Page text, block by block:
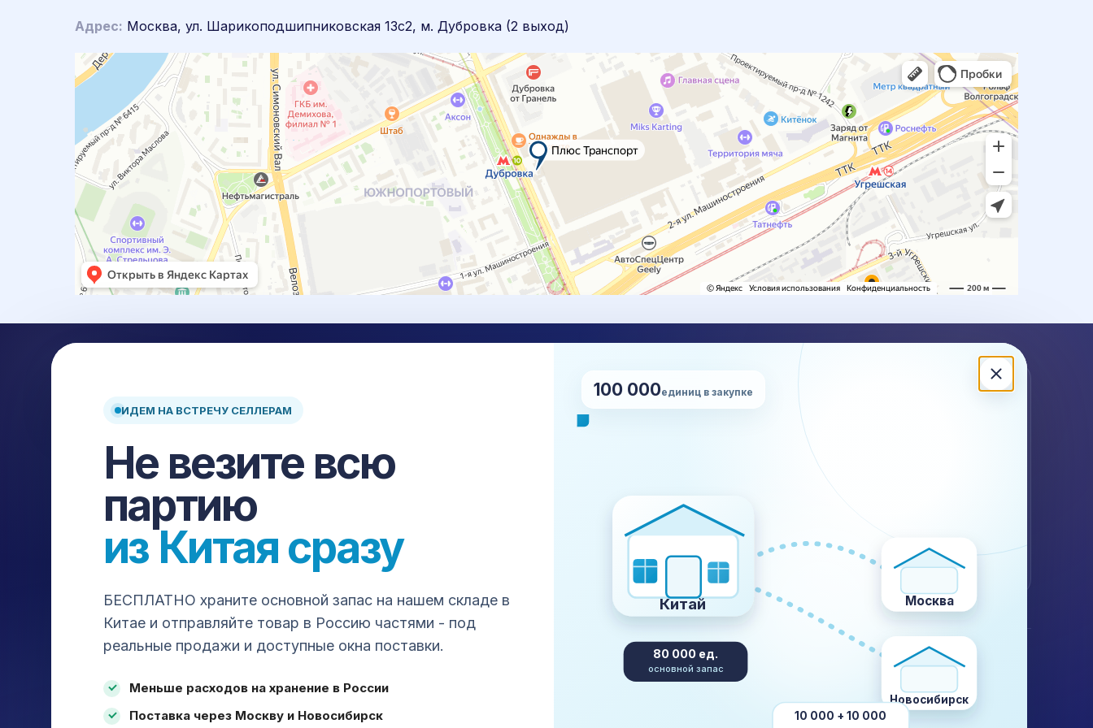
Адрес: Москва, ул. Шарикоподшипниковская 13с2, м. Дубровка (2 выход)
ИДЕМ НА ВСТРЕЧУ СЕЛЛЕРАМ
Не везите всю
партию
из Китая сразу
БЕСПЛАТНО храните основной запас на нашем складе в
Китае и отправляйте товар в Россию частями - под
реальные продажи и доступные окна поставки.
Меньше расходов на хранение в России
Поставка через Москву и Новосибирск
100 000единиц в закупке
Китай Москва
Новосибирск
80 000 ед.
основной запас
10 000 + 10 000
склад, страхование и сопровождение на каждом этапе.
Авто ЖД Море
ПЛАТФОРМЫ ДЛЯ ЗАКУПКИ
Taobao Pinduoduo
DHgate
Yiwugo Chinagoods Gongchang Tmall
Напишите или позвоните — подскажем по стоимости,
срокам, документам и ограничениям для вашего груза.
+7 (499) 302-28-83
mail@plustransport.ru Договор и реквизиты
ДОСТАВКА
Все способы доставки
Выкуп товара из Китая
Оплата поставщику
Проверка товара
КЛИЕНТАМ КОМПАНИЯ
Отзывы